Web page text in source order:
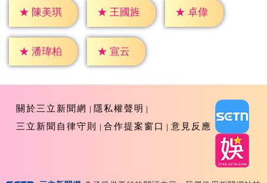
★ 陳美琪 ★ 王國旌 ★ 卓偉
★ 潘瑋柏 ★ 宣云
關於三立新聞網
隱私權聲明
三立新聞自律守則
合作提案窗口 意見反應